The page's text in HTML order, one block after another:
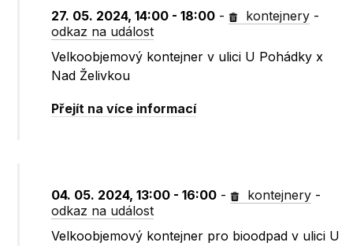
27. 05. 2024, 14:00 - 18:00 - kontejnery -
odkaz na událost
Velkoobjemový kontejner v ulici U Pohádky x
Nad Želivkou
Přejít na více informací
04. 05. 2024, 13:00 - 16:00 - kontejnery -
odkaz na událost
Velkoobjemový kontejner pro bioodpad v ulici U